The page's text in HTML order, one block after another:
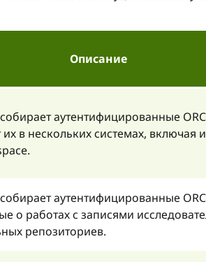
Описание
аутентифицированные
в нескольких системах, включая
аутентифицированные
о работах с записями
репозиториев.